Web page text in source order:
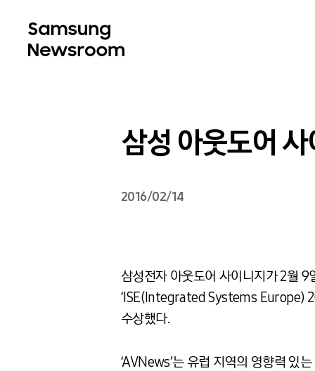
삼성 아웃도어 사
2016/02/14
삼성전자 아웃도어 사이니지가 2월
‘ISE(Integrated Systems Europe)
수상했다.
‘AVNews’는 유럽 지역의 영향력 있